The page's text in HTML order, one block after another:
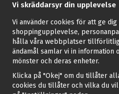
Vi skräddarsyr din upplevelse
Vi använder cookies för att ge
shoppingupplevelse,
hålla våra webbplatser
ändamål samlar vi in information
mönster och deras enheter.
Klicka på "Okej" om du tillåter
cookies du tillåter och vilka du